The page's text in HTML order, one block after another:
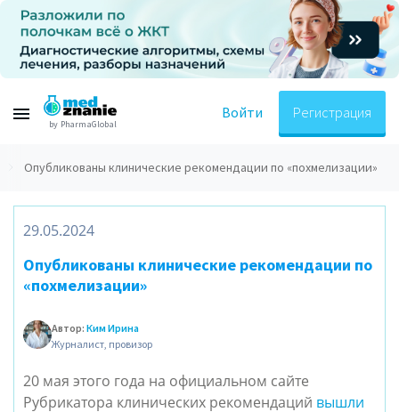
by PharmaGlobal
Войти Регистрация
Опубликованы клинические рекомендации по «похмелизации»
29.05.2024
Опубликованы клинические рекомендации по
«похмелизации»
Автор: Ким Ирина
Журналист, провизор
20 мая этого года на официальном сайте
Рубрикатора клинических рекомендаций вышли